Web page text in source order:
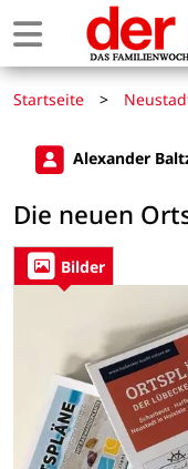
Startseite >
Alexander
Die neuen
Bilder